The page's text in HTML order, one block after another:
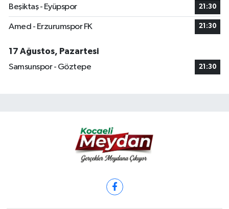
Beşiktaş - Eyüpspor 21:30
Amed - Erzurumspor FK 21:30
17 Ağustos, Pazartesi
Samsunspor - Göztepe
21:30